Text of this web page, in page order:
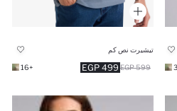
تيشيرت نص كم
499 EGP 599 EGP
+16